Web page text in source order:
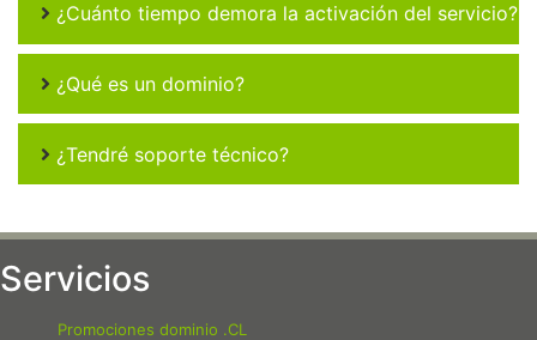
¿Cuánto tiempo demora la activación del servicio?
¿Qué es un dominio?
¿Tendré soporte técnico?
Servicios
Promociones dominio .CL